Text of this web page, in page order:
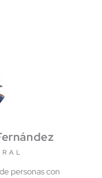
personas con